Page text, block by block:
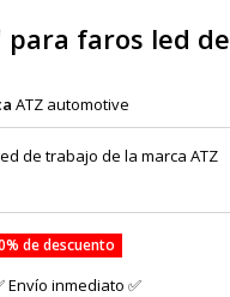
faros led de
ATZ automotive
de trabajo de la marca ATZ
de descuento
Envío inmediato ✅